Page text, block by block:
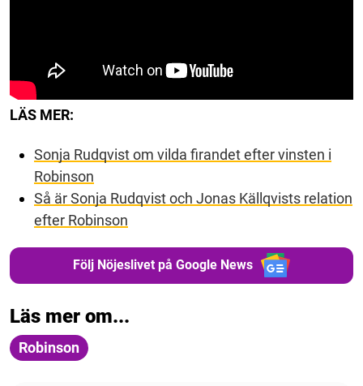
LÄS MER:
Sonja Rudqvist om vilda firandet efter vinsten i
Robinson
Så är Sonja Rudqvist och Jonas Källqvists relation
efter Robinson
Följ Nöjeslivet på Google News
Läs mer om...
Robinson